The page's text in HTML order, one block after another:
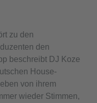
zu den
den
beschreibt DJ Koze
House-
von ihrem
wieder Stimmen,